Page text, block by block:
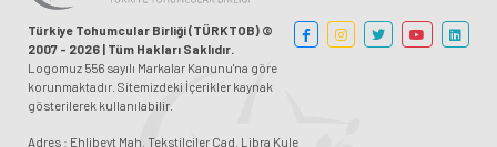
Türkiye Tohumcular Birliği (TÜRKTOB) ©
2007 - 2026 | Tüm Hakları Saklıdır.
Logomuz 556 sayılı Markalar Kanunu'na göre
korunmaktadır. Sitemizdeki İçerikler kaynak
gösterilerek kullanılabilir.
Adres : Ehlibeyt Mah. Tekstilciler Cad. Libra Kule